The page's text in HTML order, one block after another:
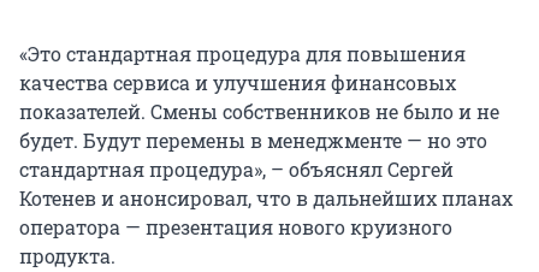
«Это стандартная процедура для повышения
качества сервиса и улучшения финансовых
показателей. Смены собственников не было и не
будет. Будут перемены в менеджменте — но это
стандартная процедура», – объяснял Сергей
Котенев и анонсировал, что в дальнейших планах
оператора — презентация нового круизного
продукта.